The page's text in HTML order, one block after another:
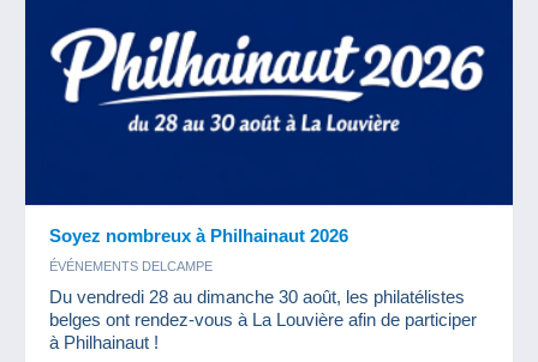
Soyez nombreux à Philhainaut 2026
ÉVÉNEMENTS DELCAMPE
Du vendredi 28 au dimanche 30 août, les philatélistes
belges ont rendez-vous à La Louvière afin de participer
à Philhainaut !